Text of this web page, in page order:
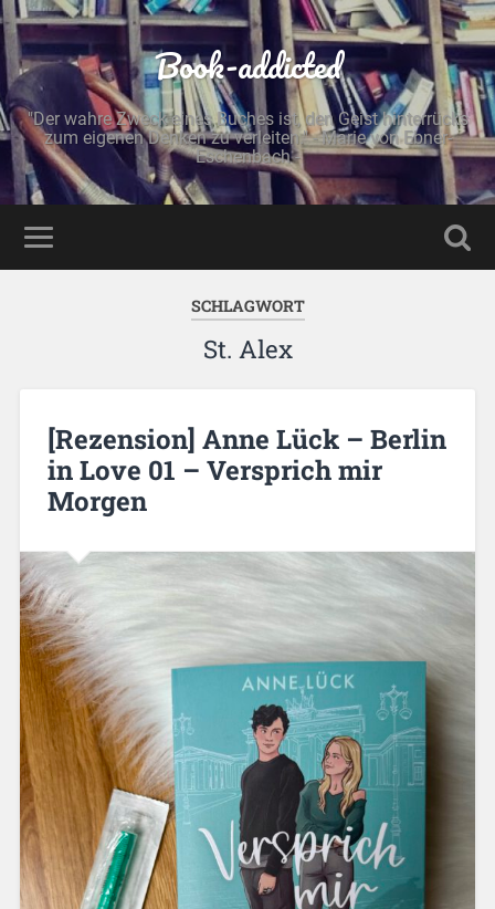
Book-addicted
"Der wahre Zweck eines Buches ist, den Geist hinterrücks
zum eigenen Denken zu verleiten." - Marie von Ebner-
Eschenbach -
SCHLAGWORT
St. Alex
[Rezension] Anne Lück – Berlin
in Love 01 – Versprich mir
Morgen